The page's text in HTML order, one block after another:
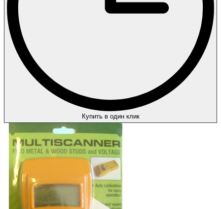
Купить в один клик